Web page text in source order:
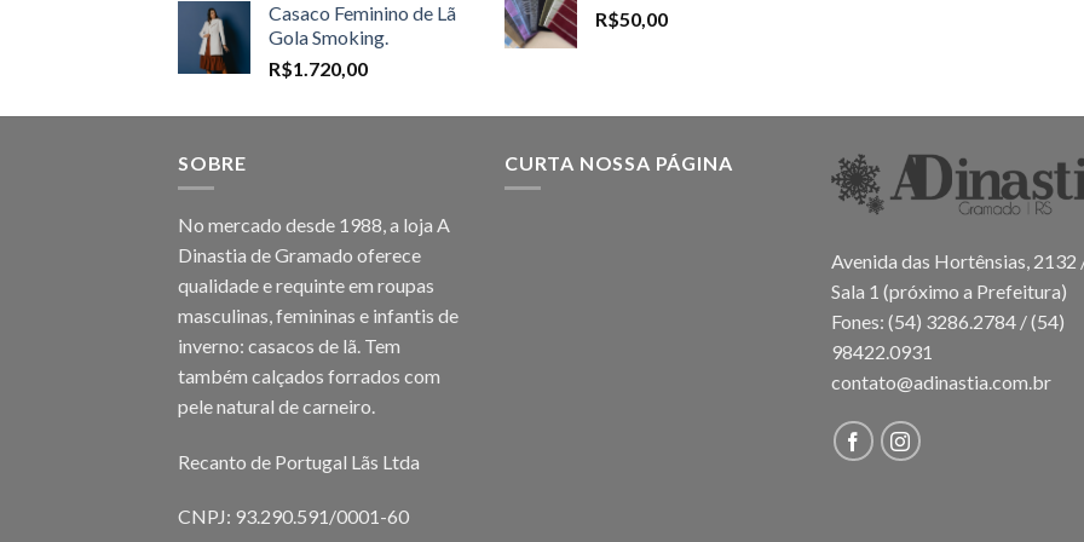
R$1.598,00
through
R$1.698,00
Casaco Feminino de Lã
Gola Smoking.
R$1.720,00
R$50,00
SOBRE
No mercado desde 1988, a loja A
Dinastia de Gramado oferece
qualidade e requinte em roupas
masculinas, femininas e infantis de
inverno: casacos de lã. Tem
também calçados forrados com
pele natural de carneiro.
Recanto de Portugal Lãs Ltda
CNPJ: 93.290.591/0001-60
CURTA NOSSA PÁGINA
Avenida das Hortênsias, 2132
Sala 1 (próximo a Prefeitura)
Fones: (54) 3286.2784 / (54)
98422.0931
contato@adinastia.com.br